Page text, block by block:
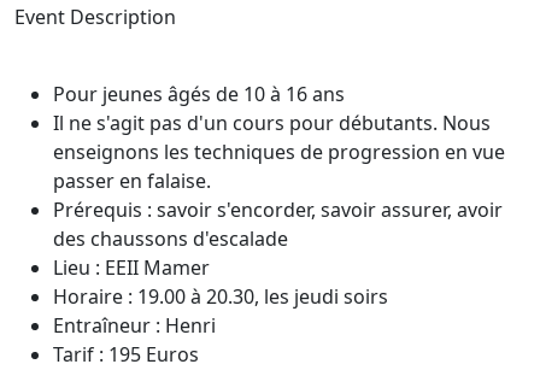
Event Description
Pour jeunes âgés de 10 à 16 ans
Il ne s'agit pas d'un cours pour débutants. Nous
enseignons les techniques de progression en vue
passer en falaise.
Prérequis : savoir s'encorder, savoir assurer, avoir
des chaussons d'escalade
Lieu : EEII Mamer
Horaire : 19.00 à 20.30, les jeudi soirs
Entraîneur : Henri
Tarif : 195 Euros